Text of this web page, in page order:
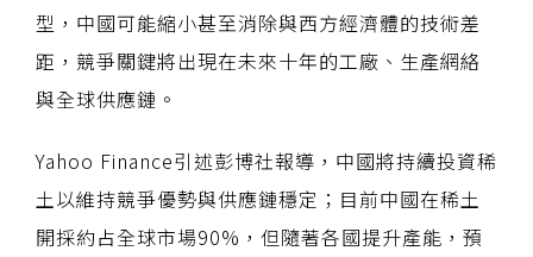
型，中國可能縮小甚至消除與西方經濟體的技術差
距，競爭關鍵將出現在未來十年的工廠、生產網絡
與全球供應鏈。
Yahoo Finance引述彭博社報導，中國將持續投資稀
土以維持競爭優勢與供應鏈穩定；目前中國在稀土
開採約占全球市場90%，但隨著各國提升產能，預